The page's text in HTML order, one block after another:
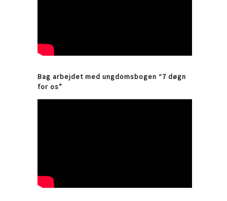
Bag arbejdet med ungdomsbogen “7 døgn
for os”